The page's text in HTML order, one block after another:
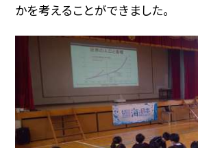
かを考えることができました。